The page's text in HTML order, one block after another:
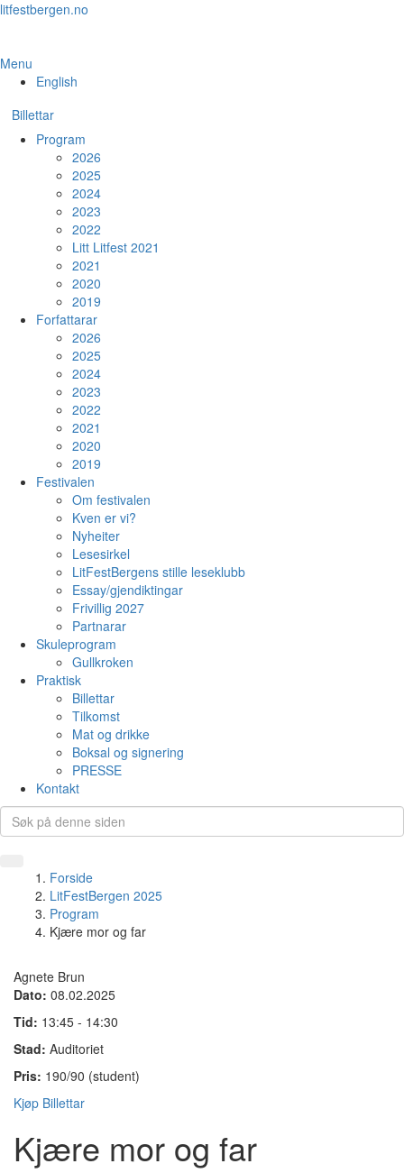
Skip
content
litfestbergen.no
Menu
English
Billettar
Program
2026
2025
2024
2023
2022
Litt Litfest 2021
2021
2020
2019
Forfattarar
2026
2025
2024
2023
2022
2021
2020
2019
Festivalen
Om festivalen
Kven er vi?
Nyheiter
Lesesirkel
LitFestBergens stille leseklubb
Essay/gjendiktingar
Frivillig 2027
Partnarar
Skuleprogram
Gullkroken
Praktisk
Billettar
Tilkomst
Mat og drikke
Boksal og signering
PRESSE
Kontakt
Forside
LitFestBergen 2025
Program
Kjære mor og far
Agnete Brun
Dato: 08.02.2025
Tid: 13:45 - 14:30
Stad: Auditoriet
Pris: 190/90 (student)
Kjøp Billettar
Kjære mor og far